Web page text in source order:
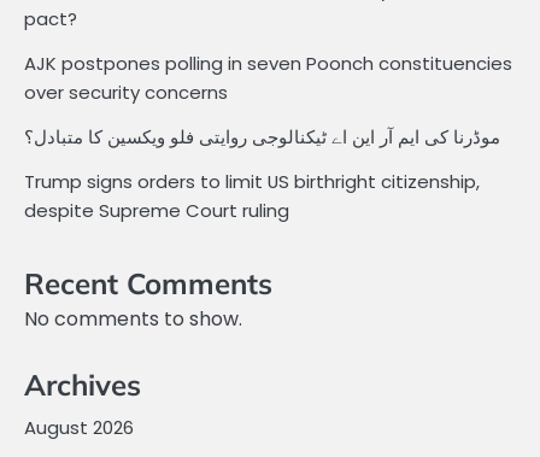
pact?
AJK postpones polling in seven Poonch constituencies
over security concerns
موڈرنا کی ایم آر این اے ٹیکنالوجی روایتی فلو ویکسین کا متبادل؟
Trump signs orders to limit US birthright citizenship,
despite Supreme Court ruling
Recent Comments
No comments to show.
Archives
August 2026